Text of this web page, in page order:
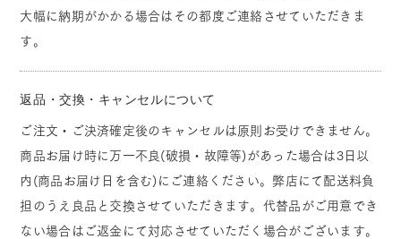
大幅に納期がかかる場合はその都度ご連絡させていただきま
す。
返品・交換・キャンセルについて
ご注文・ご決済確定後のキャンセルは原則お受けできません。
商品お届け時に万一不良(破損・故障等)があった場合は3日以
内(商品お届け日を含む)にご連絡ください。弊店にて配送料負
担のうえ良品と交換させていただきます。代替品がご用意でき
ない場合はご返金にて対応させていただく場合がございます。